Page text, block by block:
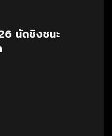
นัดชิงชนะ